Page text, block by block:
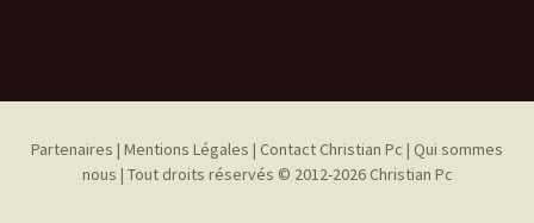
Partenaires | Mentions Légales | Contact Christian Pc | Qui sommes
nous | Tout droits réservés © 2012-2026 Christian Pc